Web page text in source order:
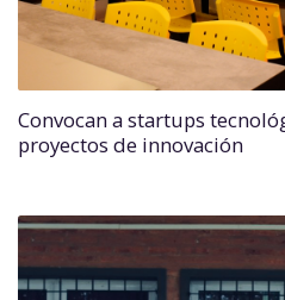
Convocan a startups
proyectos de innovación